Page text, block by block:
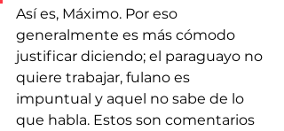
Así es, Máximo. Por eso
generalmente es más cómodo
justificar diciendo; el paraguayo no
quiere trabajar, fulano es
impuntual y aquel no sabe de lo
que habla. Estos son comentarios